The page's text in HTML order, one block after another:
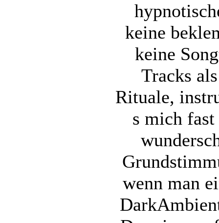
keine
keine
Tracks
Rituale,
s mich
wenn man